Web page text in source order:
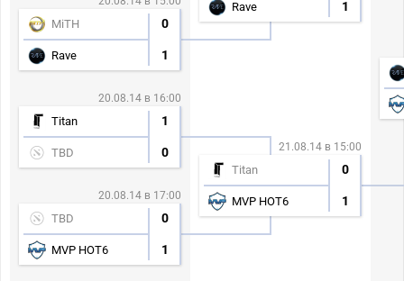
MiTH 0
Rave 1
20.08.14 в 16:00
Titan 1
TBD 0
20.08.14 в 17:00
TBD 0
MVP HOT6 1
Rave 1
21.08.14 в 15:00
Titan 0
MVP HOT6 1